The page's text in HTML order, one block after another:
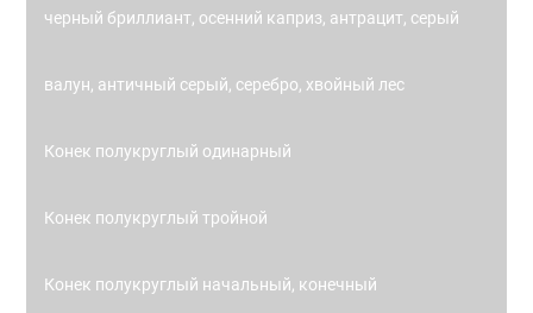
черный бриллиант, осенний каприз, антрацит, серый
валун, античный серый, серебро, хвойный лес
Конек полукруглый одинарный
Конек полукруглый тройной
Конек полукруглый начальный, конечный